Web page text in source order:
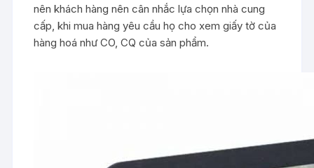
nên khách hàng nên cân nhắc lựa chọn nhà cung
cấp, khi mua hàng yêu cầu họ cho xem giấy tờ của
hàng hoá như CO, CQ của sản phẩm.